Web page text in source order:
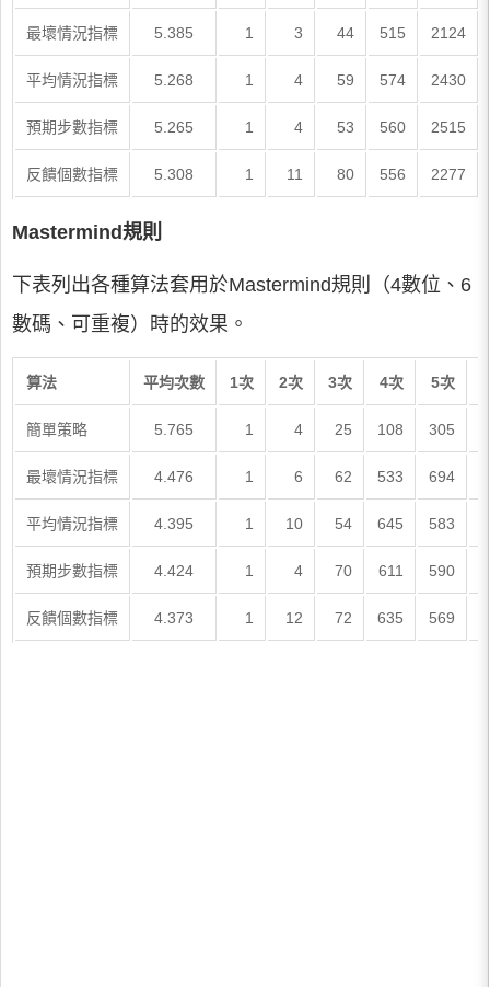
最壞情況指標 5.385 1 3 44 515 2124
平均情況指標 5.268 1 4 59 574 2430
預期步數指標 5.265 1 4 53 560 2515
反饋個數指標 5.308 1 11 80 556 2277
Mastermind規則
下表列出各種算法套用於Mastermind規則（4數位、6
數碼、可重複）時的效果。
算法 平均次數 1次 2次 3次 4次 5次
簡單策略 5.765 1 4 25 108 305
最壞情況指標 4.476 1 6 62 533 694
平均情況指標 4.395 1 10 54 645 583
預期步數指標 4.424 1 4 70 611 590
反饋個數指標 4.373 1 12 72 635 569